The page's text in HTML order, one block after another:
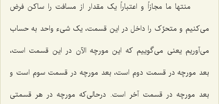
منتها ما مجازاً و اعتباراً یک مقدار از مسافت را ساکن فرض
می‌کنیم و متحرِّک را داخل در این قسمت، یک شیء واحد به حساب
می‌آوریم یعنی می‌گوییم که این مورچه الآن در این قسمت است،
بعد مورچه در قسمت دوم است، بعد مورچه در قسمت سوم است و
بعد مورچه در قسمت آخر است. درحالی‌که مورچه در هر قسمتی